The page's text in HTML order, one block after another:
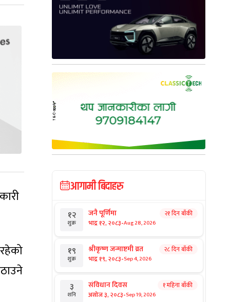
आगामी बिदाहरु
१२
शुक्र
जनै पूर्णिमा
भाद्र १२, २०८३-Aug 28, 2026
२१ दिन बाँकी
१९
शुक्र
श्रीकृष्ण जन्माष्टमी व्रत
भाद्र १९, २०८३-Sep 4, 2026
२८ दिन बाँकी
३
शनि
संविधान दिवस
असोज ३, २०८३-Sep 19, 2026
१ महिना बाँकी